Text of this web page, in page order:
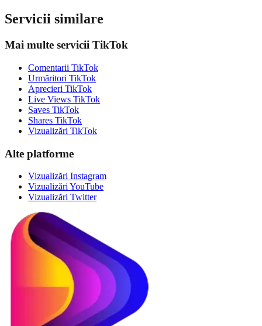
Servicii similare
Mai multe servicii TikTok
Comentarii TikTok
Urmăritori TikTok
Aprecieri TikTok
Live Views TikTok
Saves TikTok
Shares TikTok
Vizualizări TikTok
Alte platforme
Vizualizări Instagram
Vizualizări YouTube
Vizualizări Twitter